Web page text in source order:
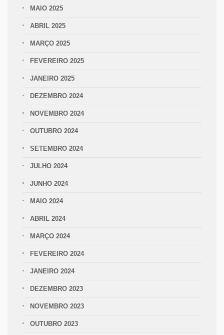
MAIO 2025
ABRIL 2025
MARÇO 2025
FEVEREIRO 2025
JANEIRO 2025
DEZEMBRO 2024
NOVEMBRO 2024
OUTUBRO 2024
SETEMBRO 2024
JULHO 2024
JUNHO 2024
MAIO 2024
ABRIL 2024
MARÇO 2024
FEVEREIRO 2024
JANEIRO 2024
DEZEMBRO 2023
NOVEMBRO 2023
OUTUBRO 2023